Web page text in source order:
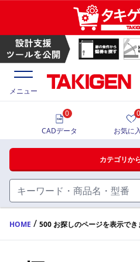
ハンドル・取手・つま
FA・A
蝶番・ステー・周辺
価格一覧
製品カタログ
メニュー
カテゴリか
0
CADデータ
0
お気に
HOME / 500 お探しのページを表示でき